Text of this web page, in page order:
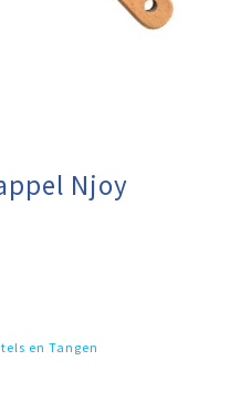
Njoy
en Tangen